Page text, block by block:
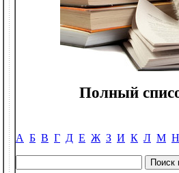
Полный
А Б В Г Д Е Ж З И К Л М Н